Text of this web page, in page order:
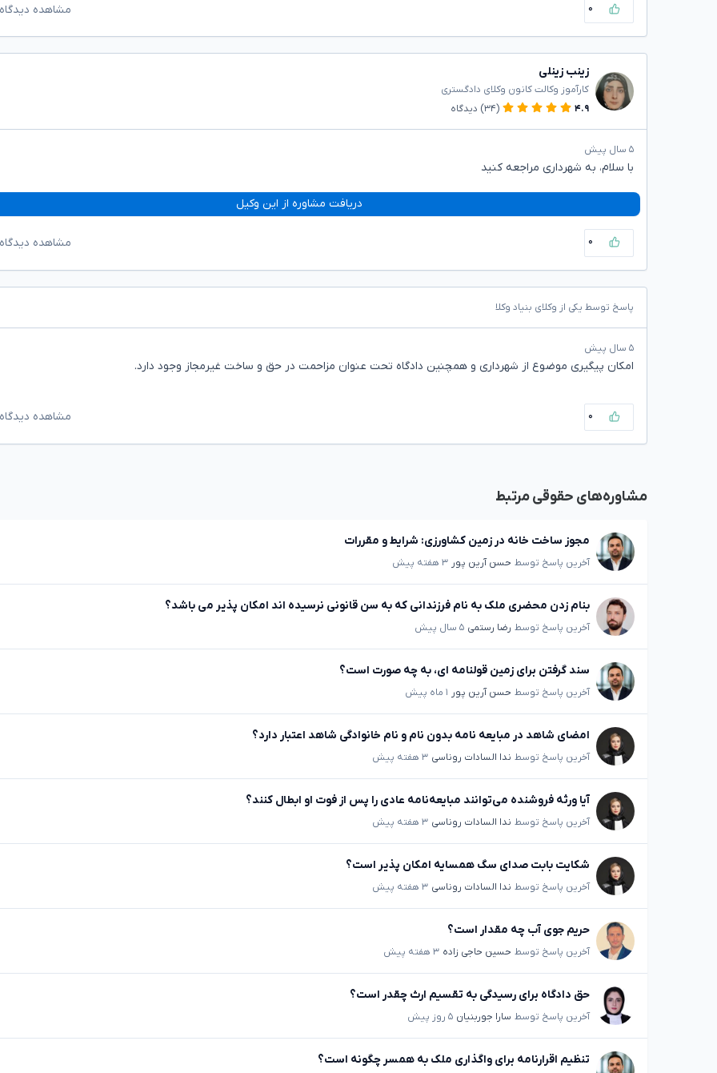
۰ مشاهده
زینب زینلی
کارآموز وکالت کانون وکلای دادگستری
۴.۹
(۳۴) دیدگاه
۵ سال پیش
با سلام، به شهرداری مراجعه کنید
دریافت مشاوره از این وکیل
۰ مشاهده
پاسخ توسط یکی از وکلای بنیاد وکلا
۵ سال پیش
امکان پیگیری موضوع از شهرداری و همچنین دادگاه تحت عنوان مزاحمت در حق و ساخت غیرمجاز وجود دارد.
۰ مشاهده
مشاوره‌های حقوقی مرتبط
مجوز ساخت خانه در زمین کشاورزی: شرایط و مقررات
آخرین پاسخ توسط حسن آرین پور ۳ هفته پیش
بنام زدن محضری ملک به نام فرزندانی که به سن قانونی نرسیده اند امکان پذیر می باشد؟
آخرین پاسخ توسط رضا رستمی ۵ سال پیش
سند گرفتن برای زمین قولنامه ای، به چه صورت است؟
آخرین پاسخ توسط حسن آرین پور ۱ ماه پیش
امضای شاهد در مبایعه نامه بدون نام و نام خانوادگی شاهد اعتبار دارد؟
آخرین پاسخ توسط ندا السادات روناسی ۳ هفته پیش
آیا ورثه فروشنده می‌توانند مبایعه‌نامه عادی را پس از فوت او ابطال کنند؟
آخرین پاسخ توسط ندا السادات روناسی ۳ هفته پیش
شکایت بابت صدای سگ همسایه امکان پذیر است؟
آخرین پاسخ توسط ندا السادات روناسی ۳ هفته پیش
حریم جوی آب چه مقدار است؟
آخرین پاسخ توسط حسین حاجی زاده ۳ هفته پیش
حق دادگاه برای رسیدگی به تقسیم ارث چقدر است؟
آخرین پاسخ توسط سارا جوربنیان ۵ روز پیش
تنظیم اقرارنامه برای واگذاری ملک به همسر چگونه است؟